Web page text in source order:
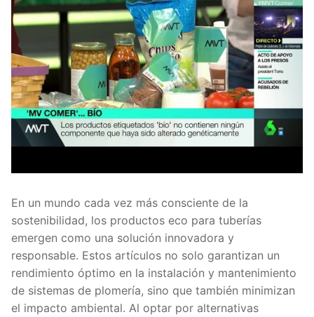
En un mundo cada vez más consciente de la
sostenibilidad, los productos eco para tuberías
emergen como una solución innovadora y
responsable. Estos artículos no solo garantizan un
rendimiento óptimo en la instalación y mantenimiento
de sistemas de plomería, sino que también minimizan
el impacto ambiental. Al optar por alternativas